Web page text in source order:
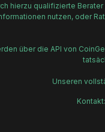
hierzu qualifizierte
nutzen, oder
über die API von
Unseren
Kontakt: